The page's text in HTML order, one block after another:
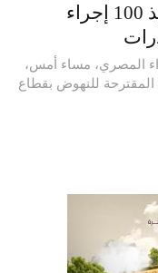
رئيس الوزراء يتابع خطوات تنفيذ 100 إجراء
المصري، مساء أمس،
خطوات تنفيذ الـ 100 إجراء المقترحة للنهوض بقطاع